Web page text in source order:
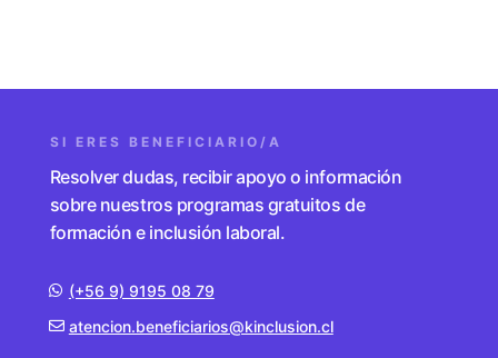
SI ERES BENEFICIARIO/A
Resolver dudas, recibir apoyo o información
sobre nuestros programas gratuitos de
formación e inclusión laboral.
(+56 9) 9195 08 79
atencion.beneficiarios@kinclusion.cl